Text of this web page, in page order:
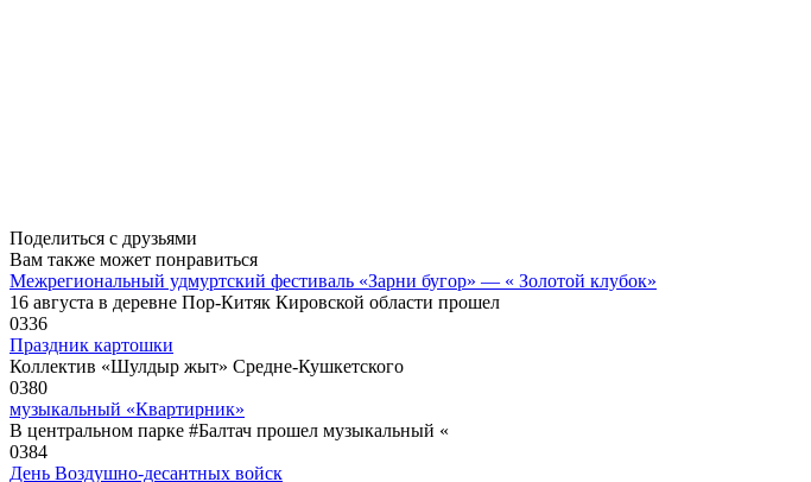
Поделиться с друзьями
Вам также может понравиться
Межрегиональный удмуртский фестиваль «Зарни бугор» — « Золотой клубок»
16 августа в деревне Пор-Китяк Кировской области прошел
0336
Праздник картошки
Коллектив «Шулдыр жыт» Средне-Кушкетского
0380
музыкальный «Квартирник»
В центральном парке #Балтач прошел музыкальный «
0384
День Воздушно-десантных войск